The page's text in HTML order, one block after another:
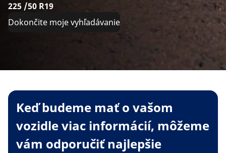
225 /50 R19
Dokončite moje vyhľadávanie
Keď budeme mať o vašom
vozidle viac informácií, môžeme
vám odporučiť najlepšie